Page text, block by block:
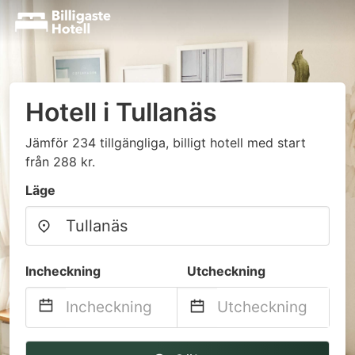
Hotell i Tullanäs
Jämför 234 tillgängliga, billigt hotell med start
från 288 kr.
Läge
Incheckning Utcheckning
Navigate
Navigate